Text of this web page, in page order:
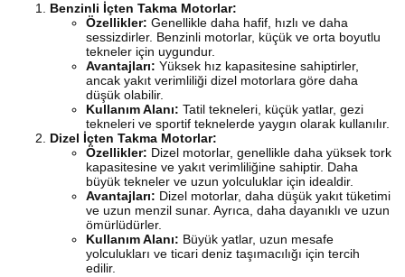
Benzinli İçten Takma Motorlar:
Özellikler: Genellikle daha hafif, hızlı ve daha
sessizdirler. Benzinli motorlar, küçük ve orta boyutlu
tekneler için uygundur.
Avantajları: Yüksek hız kapasitesine sahiptirler,
ancak yakıt verimliliği dizel motorlara göre daha
düşük olabilir.
Kullanım Alanı: Tatil tekneleri, küçük yatlar, gezi
tekneleri ve sportif teknelerde yaygın olarak kullanılır.
Dizel İçten Takma Motorlar:
Özellikler: Dizel motorlar, genellikle daha yüksek tork
kapasitesine ve yakıt verimliliğine sahiptir. Daha
büyük tekneler ve uzun yolculuklar için idealdir.
Avantajları: Dizel motorlar, daha düşük yakıt tüketimi
ve uzun menzil sunar. Ayrıca, daha dayanıklı ve uzun
ömürlüdürler.
Kullanım Alanı: Büyük yatlar, uzun mesafe
yolculukları ve ticari deniz taşımacılığı için tercih
edilir.